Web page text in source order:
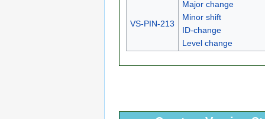
VS-PIN-213
Major change
Minor shift
ID-change
Level change